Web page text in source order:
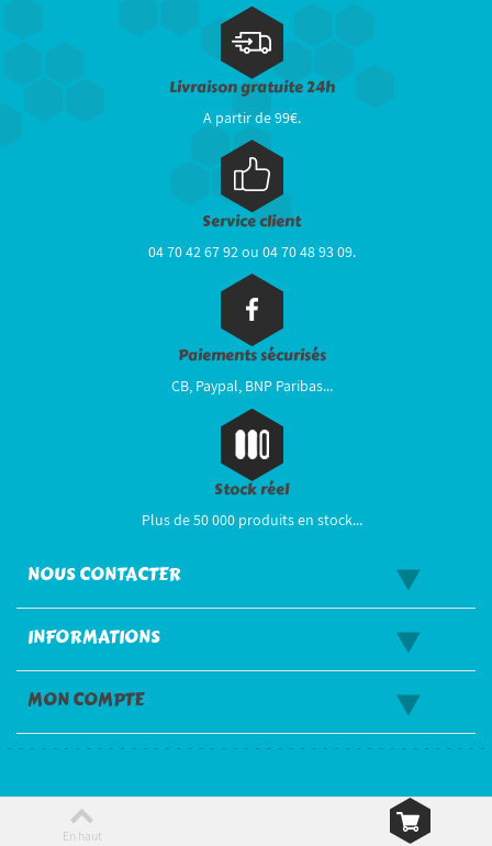
Livraison gratuite 24h
A partir de 99€.
Service client
04 70 42 67 92 ou 04 70 48 93 09.
Paiements sécurisés
CB, Paypal, BNP Paribas...
Stock réel
Plus de 50 000 produits en stock...
NOUS CONTACTER
INFORMATIONS
MON COMPTE
En haut